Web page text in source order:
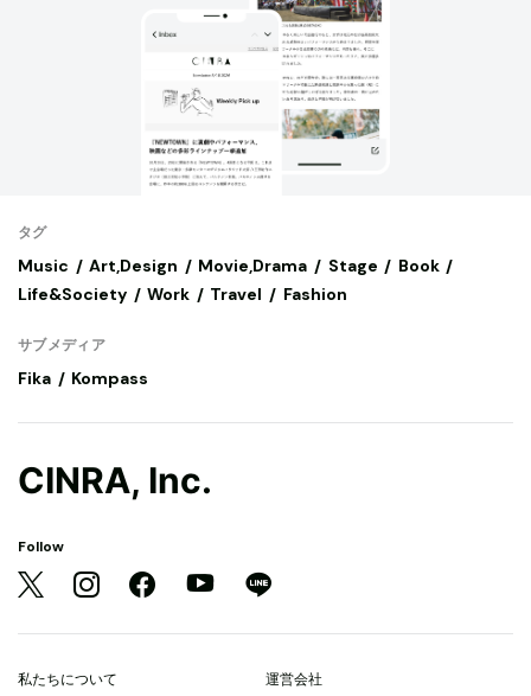
タグ
Music Art,Design Movie,Drama Stage
Book
Life&Society
Work Travel Fashion
サブメディア
Fika Kompass
CINRA, Inc.
Follow
私たちについて 運営会社